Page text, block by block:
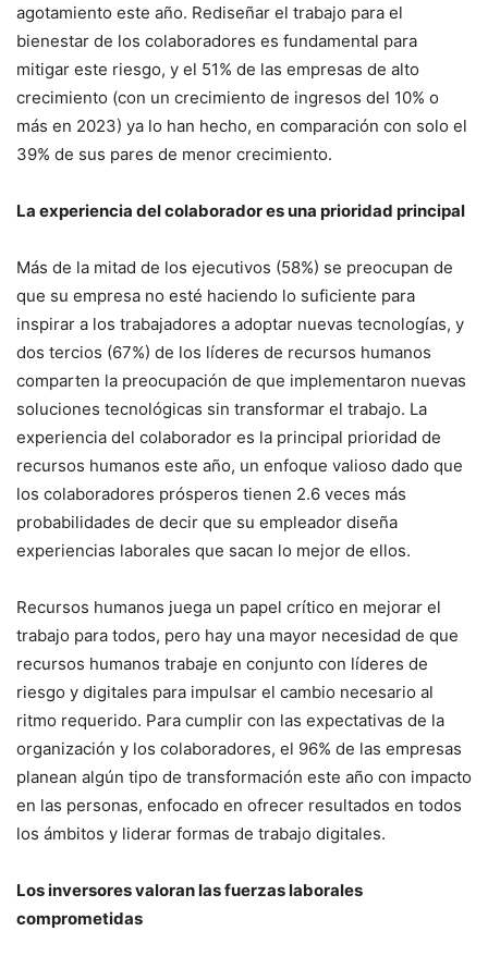
agotamiento este año. Rediseñar el trabajo para el
bienestar de los colaboradores es fundamental para
mitigar este riesgo, y el 51% de las empresas de alto
crecimiento (con un crecimiento de ingresos del 10% o
más en 2023) ya lo han hecho, en comparación con solo el
39% de sus pares de menor crecimiento.
La experiencia del colaborador es una prioridad principal
Más de la mitad de los ejecutivos (58%) se preocupan de
que su empresa no esté haciendo lo suficiente para
inspirar a los trabajadores a adoptar nuevas tecnologías, y
dos tercios (67%) de los líderes de recursos humanos
comparten la preocupación de que implementaron nuevas
soluciones tecnológicas sin transformar el trabajo. La
experiencia del colaborador es la principal prioridad de
recursos humanos este año, un enfoque valioso dado que
los colaboradores prósperos tienen 2.6 veces más
probabilidades de decir que su empleador diseña
experiencias laborales que sacan lo mejor de ellos.
Recursos humanos juega un papel crítico en mejorar el
trabajo para todos, pero hay una mayor necesidad de que
recursos humanos trabaje en conjunto con líderes de
riesgo y digitales para impulsar el cambio necesario al
ritmo requerido. Para cumplir con las expectativas de la
organización y los colaboradores, el 96% de las empresas
planean algún tipo de transformación este año con impacto
en las personas, enfocado en ofrecer resultados en todos
los ámbitos y liderar formas de trabajo digitales.
Los inversores valoran las fuerzas laborales
comprometidas